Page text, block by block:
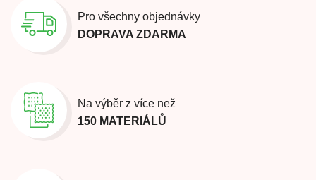
Pro všechny objednávky
DOPRAVA ZDARMA
Na výběr z více než
150 MATERIÁLŮ